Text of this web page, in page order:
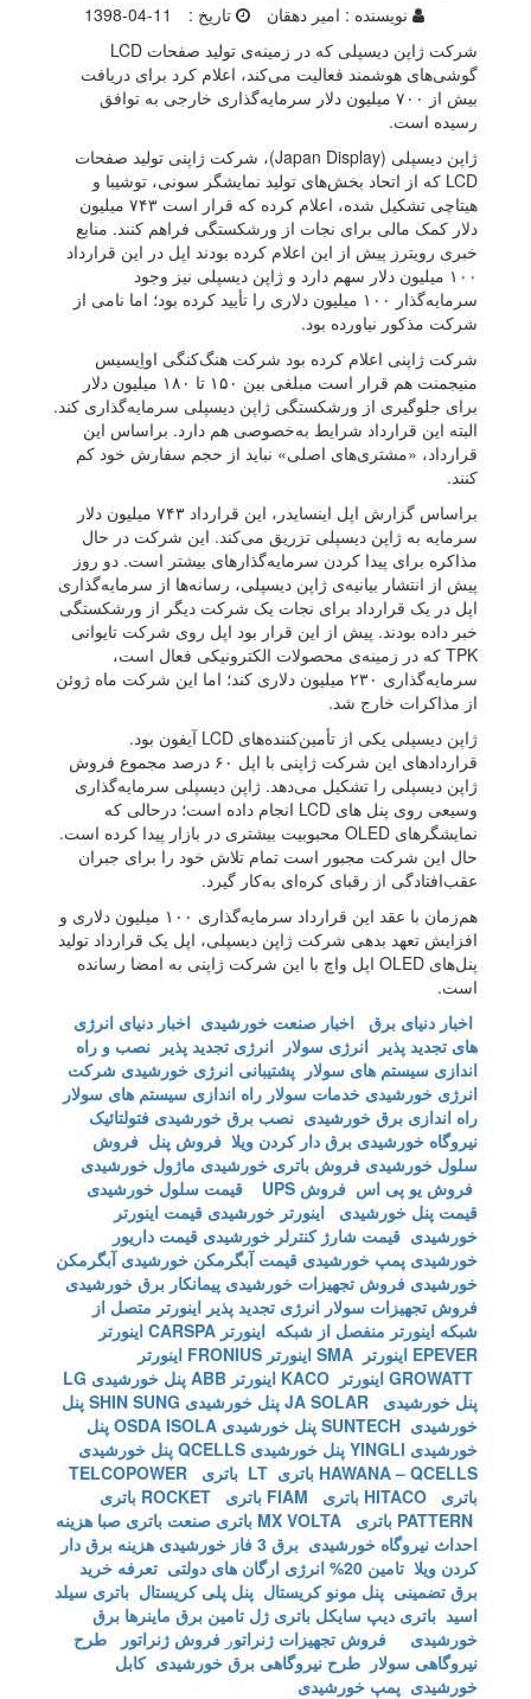
نویسنده : امیر دهقان تاریخ :
1398-04-11
شرکت ژاپن دیسپلی که در زمینه‌ی تولید صفحات LCD
گوشی‌های هوشمند فعالیت می‌کند، اعلام کرد برای دریافت
بیش از ۷۰۰ میلیون دلار سرمایه‌گذاری خارجی به توافق
رسیده است.
ژاپن دیسپلی (Japan Display)، شرکت ژاپنی تولید صفحات
LCD که از اتحاد بخش‌های تولید نمایشگر سونی، توشیبا و
هیتاچی تشکیل شده، اعلام کرده که قرار است ۷۴۳ میلیون
دلار کمک مالی برای نجات از ورشکستگی فراهم کنند. منابع
خبری رویترز پیش از این اعلام کرده بودند اپل در این قرارداد
۱۰۰ میلیون دلار سهم دارد و ژاپن دیسپلی نیز وجود
سرمایه‌گذار ۱۰۰ میلیون دلاری را تأیید کرده بود؛ اما نامی از
شرکت مذکور نیاورده بود.
شرکت ژاپنی اعلام کرده بود شرکت هنگ‌کنگی اواِیسیس
منیجمنت هم قرار است مبلغی بین ۱۵۰ تا ۱۸۰ میلیون دلار
برای جلوگیری از ورشکستگی ژاپن دیسپلی سرمایه‌گذاری کند.
البته این قرارداد شرایط به‌خصوصی هم دارد. براساس این
قرارداد، «مشتری‌های اصلی» نباید از حجم سفارش خود کم
کنند.
براساس گزارش اپل اینسایدر، این قرارداد ۷۴۳ میلیون دلار
سرمایه به ژاپن دیسپلی تزریق می‌کند. این شرکت در حال
مذاکره برای پیدا کردن سرمایه‌گذارهای بیشتر است. دو روز
پیش از انتشار بیانیه‌ی ژاپن دیسپلی، رسانه‌ها از سرمایه‌گذاری
اپل در یک قرارداد برای نجات یک شرکت دیگر از ورشکستگی
خبر داده بودند. پیش از این قرار بود اپل روی شرکت تایوانی
TPK که در زمینه‌ی محصولات الکترونیکی فعال است،
سرمایه‌گذاری ۲۳۰ میلیون دلاری کند؛ اما این شرکت ماه ژوئن
از مذاکرات خارج شد.
ژاپن دیسپلی یکی از تأمین‌کننده‌های LCD آیفون بود.
قراردادهای این شرکت ژاپنی با اپل ۶۰ درصد مجموع فروش
ژاپن دیسپلی را تشکیل می‌دهد. ژاپن دیسپلی سرمایه‌گذاری
وسیعی روی پنل های LCD انجام داده است؛ درحالی که
نمایشگرهای OLED محبوبیت بیشتری در بازار پیدا کرده است.
حال این شرکت مجبور است تمام تلاش خود را برای جبران
عقب‌افتادگی از رقبای کره‌ای به‌کار گیرد.
هم‌زمان با عقد این قرارداد سرمایه‌گذاری ۱۰۰ میلیون دلاری و
افزایش تعهد بدهی شرکت ژاپن دیسپلی، اپل یک قرارداد تولید
پنل‌های OLED اپل واچ با این شرکت ژاپنی به امضا رسانده
است.
اخبار دنیای برق اخبار صنعت خورشیدی اخبار دنیای انرژی
های تجدید پذیر انرژی سولار انرژی تجدید پذیر نصب و راه
اندازی سیستم های سولار پشتیبانی انرژی خورشیدی شرکت
انرژی خورشیدی خدمات سولار راه اندازی سیستم های سولار
راه اندازی برق خورشیدی نصب برق خورشیدی فتولتائیک
نیروگاه خورشیدی برق دار کردن ویلا فروش پنل فروش
سلول خورشیدی فروش باتری خورشیدی ماژول خورشیدی
فروش یو پی اس فروش UPS
قیمت سلول خورشیدی
قیمت پنل خورشیدی
اینورتر خورشیدی قیمت اینورتر
خورشیدی قیمت شارژ کنترلر خورشیدی قیمت داریور
خورشیدی پمپ خورشیدی قیمت آبگرمکن خورشیدی آبگرمکن
خورشیدی فروش تجهیزات خورشیدی پیمانکار برق خورشیدی
فروش تجهیزات سولار انرژی تجدید پذیر اینورتر متصل از
شبکه اینورتر منفصل از شبکه اینورتر CARSPA
اینورتر
EPEVER اینورتر SMA اینورتر FRONIUS
اینورتر
اینورتر KACO اینورتر ABB
پنل خورشیدی LG
پنل خورشیدی JA SOLAR
پنل خورشیدی SHIN SUNG
پنل
خورشیدی SUNTECH
پنل خورشیدی OSDA ISOLA
پنل
خورشیدی YINGLI
پنل خورشیدی QCELLS
پنل خورشیدی
HAWANA – QCELLS باتری LT
باتری TELCOPOWER
باتری HITACO
باتری FIAM باتری ROCKET
باتری
باتری MX VOLTA باتری صنعت باتری صبا هزینه
احداث نیروگاه خورشیدی برق 3 فاز خورشیدی
هزینه برق دار
کردن ویلا تامین 20% انرژی ارگان های دولتی
تعرفه خرید
برق تضمینی پنل مونو کریستال پنل پلی کریستال باتری سیلد
اسید باتری دیپ سایکل باتری ژل تامین برق ماینرها برق
خورشیدی
فروش تجهیزات ژنراتور فروش ژنراتور
طرح
نیروگاهی سولار طرح نیروگاهی برق خورشیدی کابل
خورشیدی پمپ خورشیدی